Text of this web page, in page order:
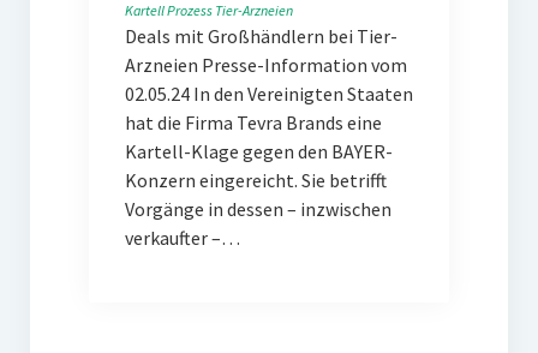
KartellProzess Tier-Arzneien
Deals mit Großhändlern bei Tier-
Arzneien Presse-Information vom
02.05.24 In den Vereinigten Staaten
hat die Firma Tevra Brands eine
Kartell-Klage gegen den BAYER-
Konzern eingereicht. Sie betrifft
Vorgänge in dessen – inzwischen
verkaufter –…